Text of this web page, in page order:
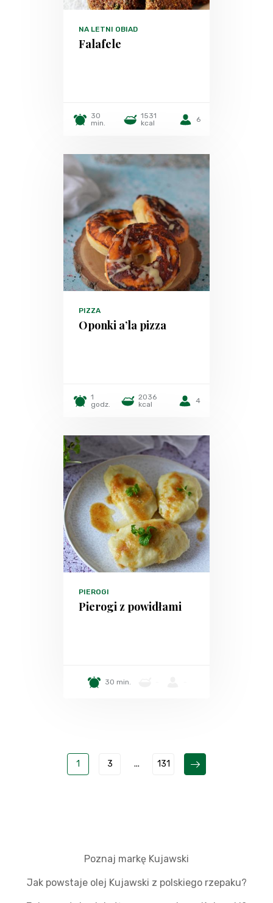
NA LETNI OBIAD
Falafele
30
min.
1531
kcal
6
PIZZA
Oponki a’la pizza
1
godz.
2036
kcal
4
PIEROGI
Pierogi z powidłami
30 min.
1 3 ... 131
Poznaj markę Kujawski
Jak powstaje olej Kujawski z polskiego rzepaku?